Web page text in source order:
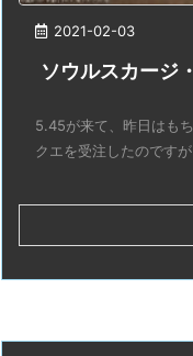
2021-02-03
ソウルスカージ
5.45が来て、昨日はも
クエを受注したのです